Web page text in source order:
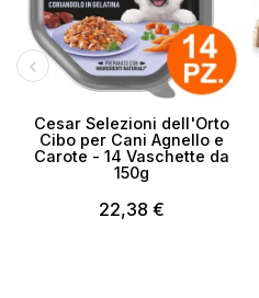
Cesar Selezioni dell'Orto
Cibo per Cani Agnello e
Carote - 14 Vaschette da
150g
22,38 €